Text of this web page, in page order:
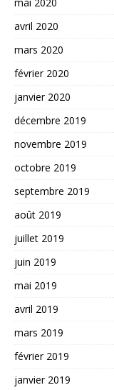
avril 2020
mars 2020
février 2020
janvier 2020
décembre 2019
novembre 2019
octobre 2019
septembre 2019
août 2019
juillet 2019
juin 2019
mai 2019
avril 2019
mars 2019
février 2019
janvier 2019